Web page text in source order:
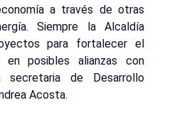
a través de otras
Siempre la Alcaldía
para fortalecer el
en posibles alianzas con
secretaria de Desarrollo
Acosta.